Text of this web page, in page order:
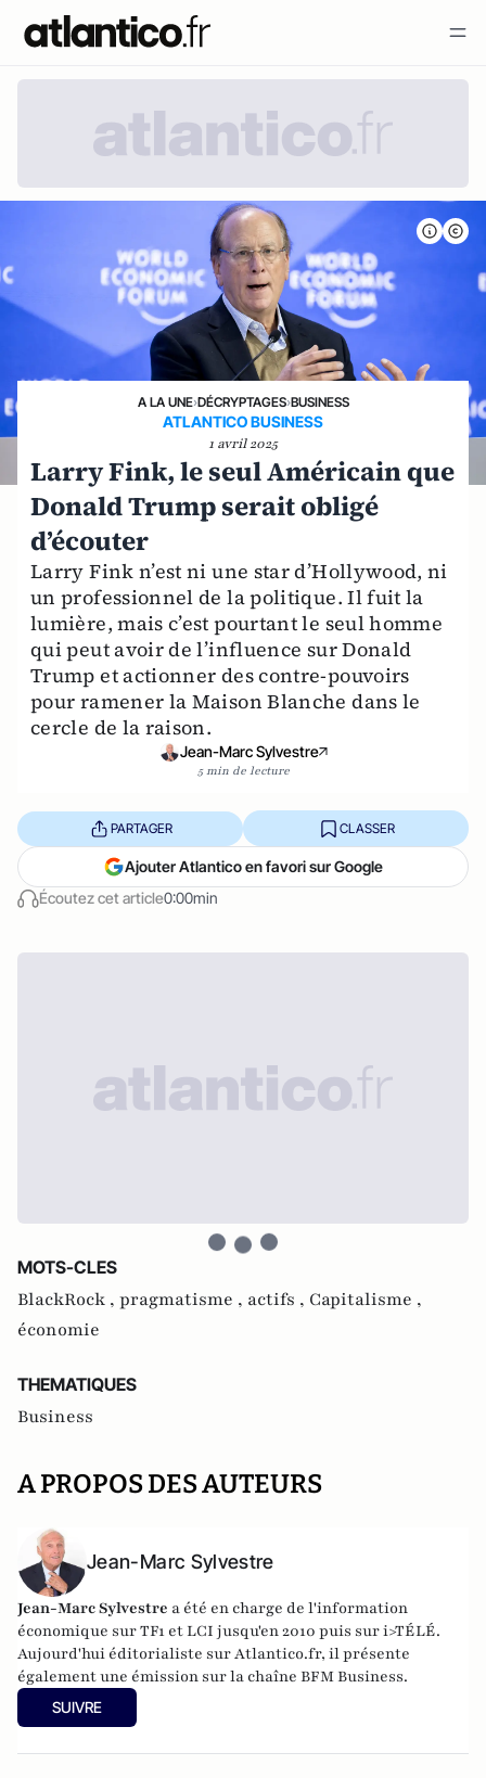
A LA UNE›DÉCRYPTAGES›BUSINESS
ATLANTICO BUSINESS
1 avril 2025
Larry Fink, le seul Américain que
Donald Trump serait obligé
d’écouter
Larry Fink n’est ni une star d’Hollywood, ni
un professionnel de la politique. Il fuit la
lumière, mais c’est pourtant le seul homme
qui peut avoir de l’influence sur Donald
Trump et actionner des contre-pouvoirs
pour ramener la Maison Blanche dans le
cercle de la raison.
Jean-Marc Sylvestre
5 min de lecture
Écoutez cet article0:00min
PARTAGER CLASSER
Ajouter Atlantico en favori sur Google
MOTS-CLES
BlackRock , pragmatisme , actifs , Capitalisme ,
économie
THEMATIQUES
Business
A PROPOS DES AUTEURS
Jean-Marc Sylvestre
Jean-Marc Sylvestre a été en charge de l'information
économique sur TF1 et LCI jusqu'en 2010 puis sur i>TÉLÉ.
Aujourd'hui éditorialiste sur Atlantico.fr, il présente
également une émission sur la chaîne BFM Business.
SUIVRE